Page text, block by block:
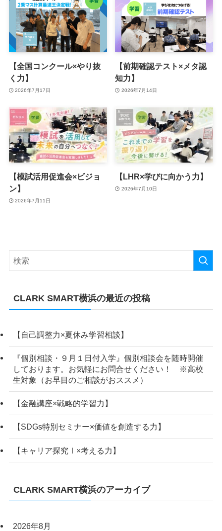
【全国コンクール×やり抜
く力】
2026年7月17日
【前期確認テスト×メタ認
知力】
2026年7月14日
【模試活用促進会×ビジョ
ン】
2026年7月11日
【LHR×学びに向かう力】
2026年7月10日
CLARK SMART横浜の最近の投稿
【自己調整力×夏休み学習相談】
『個別相談・９月１日付入学』個別相談会を随時開催
しております。お気軽にお問合せください！ ※高校
生対象（お早目のご相談がおススメ）
【金融講座×戦略的学習力】
【SDGs特別セミナー×価値を創造する力】
【キャリア探究Ⅰ×考える力】
CLARK SMART横浜のアーカイブ
2026年8月